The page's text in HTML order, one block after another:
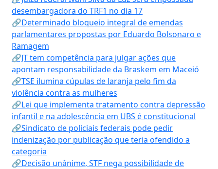
desembargadora do TRF1 no dia 17
🔗Determinado bloqueio integral de emendas
parlamentares propostas por Eduardo Bolsonaro e
Ramagem
🔗JT tem competência para julgar ações que
apontam responsabilidade da Braskem em Maceió
🔗TSE ilumina cúpulas de laranja pelo fim da
violência contra as mulheres
🔗Lei que implementa tratamento contra depressão
infantil e na adolescência em UBS é constitucional
🔗Sindicato de policiais federais pode pedir
indenização por publicação que teria ofendido a
categoria
🔗Decisão unânime, STF nega possibilidade de